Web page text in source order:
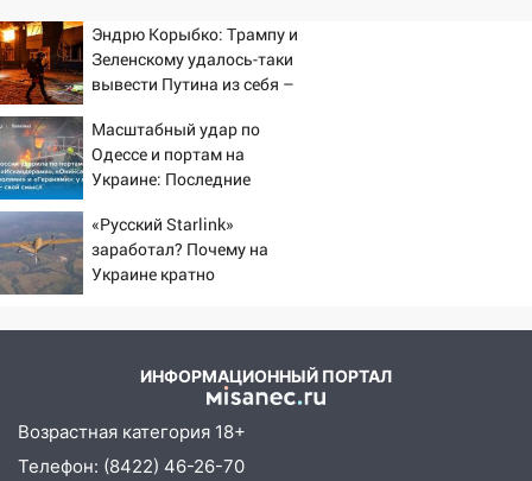
13:08
сорванные крыши, поваленные деревья,
затопленные улицы и остановившиеся
трамваи
12:17
Ульяновск накрыл крупный град:
после ливня город снова уходит под
воду
12:12
Прокуратура взяла на контроль
ДТП с шестилетним ребёнком на улице
Федерации
12:01 Пьяная женщина сбила
Федерации: возбуждено уголовное дело
11:16 В Ульяновске ищут 37-летнего
мужчину, пропавшего ещё 19 июля
Эндрю Корыбко: Трампу и
Зеленскому удалось-таки
вывести Путина из себя –
Масштабный удар по
Одессе и портам на
Украине: Последние
ударах России 9 августа
2026 года
«Русский Starlink»
заработал? Почему на
Украине кратно
ИНФОРМАЦИОННЫЙ ПОРТАЛ
Возрастная категория 18+
Телефон: (8422) 46-26-70